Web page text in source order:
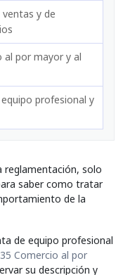
y de
al por mayor y al
profesional y
reglamentación, solo
saber como tratar
de la
de equipo profesional
Comercio al por
su descripción y